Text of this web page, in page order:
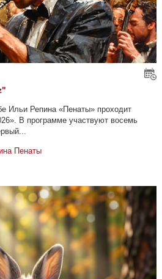
Ильи Репина «Пенаты» проходит
В программе участвуют восемь
Пенаты